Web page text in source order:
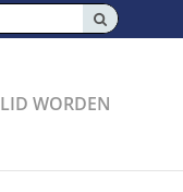
LID WORDEN